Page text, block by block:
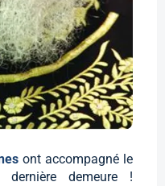
ont accompagné le
demeure !